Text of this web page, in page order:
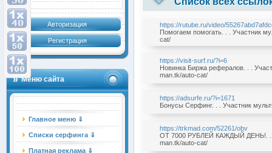
Авторизация
Регистрация
Меню сайта
Главное меню ⇓
Списки серфинга ⇓
Платная реклама ⇓
https://rutube.ru/video/
Помогаем помогать. . . Участник
cat/
https://visit-surf.ru/?i=6
Новинка Биржа рефералов. . .
man.tk/auto-cat/
https://adsurfe.ru/?i=1671
Бонусы Серфинг. . . Участник
https://trkmad.com/52261/obv
ОТ 7000 РУБЛЕЙ КАЖДЫЙ ДЕНЬ!. . .
man.tk/auto-cat/